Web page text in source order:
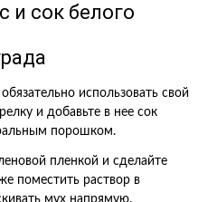
и сок белого
использовать свой
и добавьте в нее сок
порошком.
пленкой и сделайте
поместить раствор в
мух напрямую.